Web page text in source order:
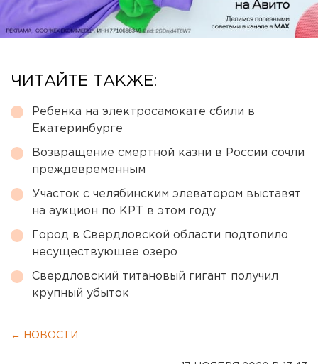
ЧИТАЙТЕ ТАКЖЕ:
Ребенка на электросамокате сбили в
Екатеринбурге
Возвращение смертной казни в России сочли
преждевременным
Участок с челябинским элеватором выставят
на аукцион по КРТ в этом году
Город в Свердловской области подтопило
несуществующее озеро
Свердловский титановый гигант получил
крупный убыток
← НОВОСТИ